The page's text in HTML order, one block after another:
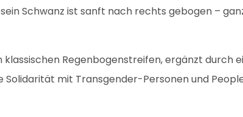
Schwanz ist sanft nach rechts gebogen –
Regenbogenstreifen, ergänzt durch
mit Transgender-Personen und